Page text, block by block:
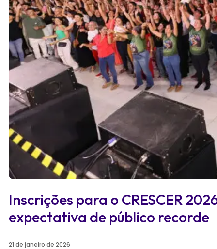
Inscrições para o CRESCER
expectativa de público recorde
21 de janeiro de 2026